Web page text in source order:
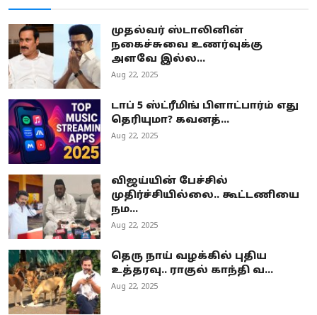
முதல்வர் ஸ்டாலினின்
நகைச்சுவை உணர்வுக்கு
அளவே இல்ல...
Aug 22, 2025
டாப் 5 ஸ்ட்ரீமிங் பிளாட்பார்ம் எது
தெரியுமா? கவனத்...
Aug 22, 2025
விஜய்யின் பேச்சில்
முதிர்ச்சியில்லை.. கூட்டணியை
நம...
Aug 22, 2025
தெரு நாய் வழக்கில் புதிய
உத்தரவு.. ராகுல் காந்தி வ...
Aug 22, 2025